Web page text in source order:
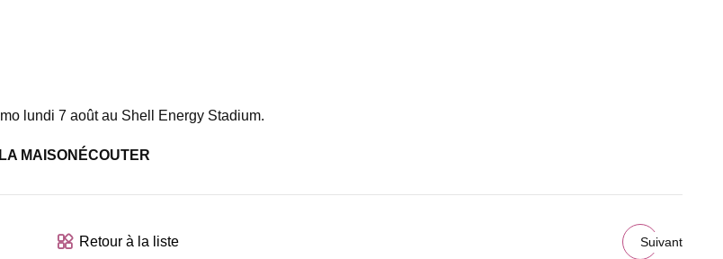
lundi 7 août au Shell Energy Stadium.
MAISON ÉCOUTER
Retour à la liste Suivant